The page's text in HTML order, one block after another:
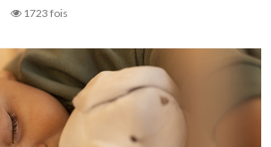
1723 fois